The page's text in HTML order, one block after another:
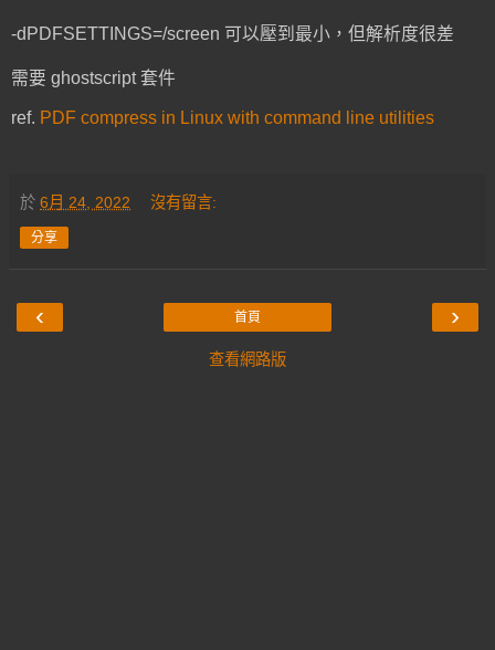
-dPDFSETTINGS=/screen 可以壓到最小，但解析度很差
需要 ghostscript 套件
ref. PDF compress in Linux with command line utilities
於 6月 24, 2022 沒有留言:
分享
‹ ›
首頁
查看網路版